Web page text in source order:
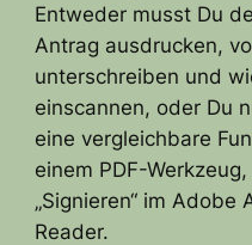
Entweder musst Du
Antrag ausdrucken,
unterschreiben und
einscannen, oder Du
eine vergleichbare
einem PDF-
„Signieren“ im Adobe
Reader.